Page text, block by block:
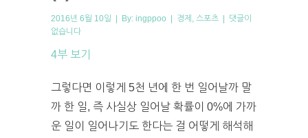
2016년 6월 10일 | By: ingppoo | 경제 스포츠 | 댓글이
없습니다
4부 보기
그렇다면 이렇게 5천 년에 한 번 일어날까 말
까 한 일, 즉 사실상 일어날 확률이 0%에 가까
운 일이 일어나기도 한다는 걸 어떻게 해석해